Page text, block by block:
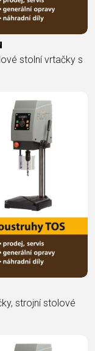
stolní vrtačky s
strojní stolové